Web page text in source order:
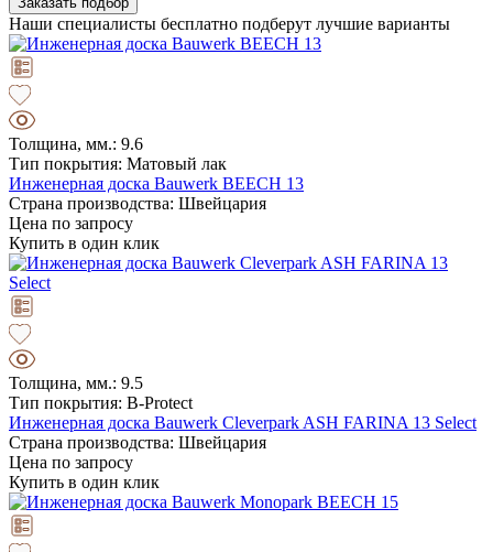
Наши специалисты бесплатно подберут лучшие варианты
Толщина, мм.: 9.6
Тип покрытия: Матовый лак
Инженерная доска Bauwerk BEECH 13
Страна производства: Швейцария
Цена по запросу
Купить в один клик
Толщина, мм.: 9.5
Тип покрытия: B-Protect
Инженерная доска Bauwerk Cleverpark ASH FARINA 13 Select
Страна производства: Швейцария
Цена по запросу
Купить в один клик